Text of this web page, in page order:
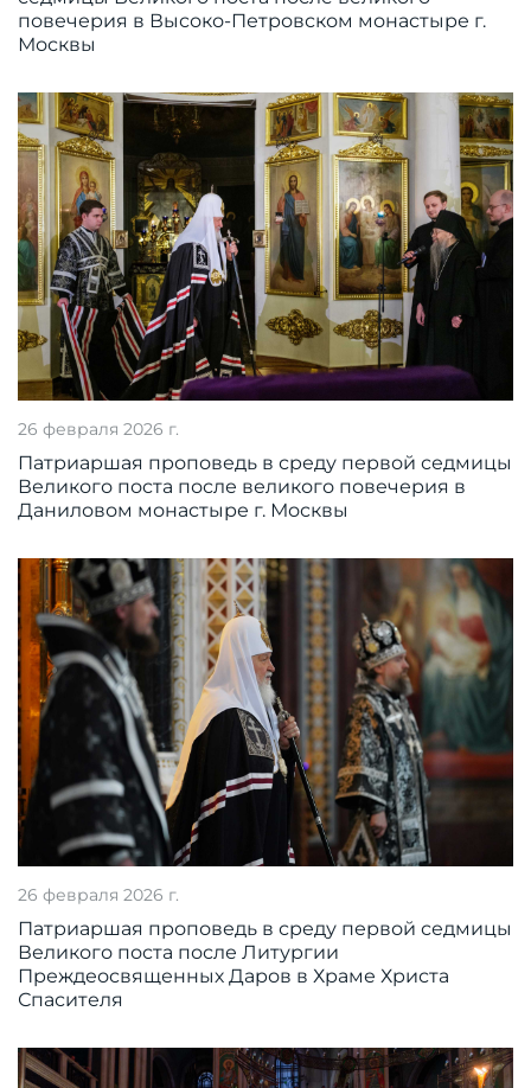
повечерия в Высоко-Петровском монастыре г.
Москвы
26 февраля 2026 г.
Патриаршая проповедь в среду первой седмицы
Великого поста после великого повечерия в
Даниловом монастыре г. Москвы
26 февраля 2026 г.
Патриаршая проповедь в среду первой седмицы
Великого поста после Литургии
Преждеосвященных Даров в Храме Христа
Спасителя